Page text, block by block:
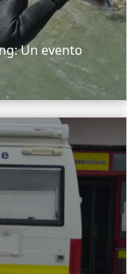
Un evento